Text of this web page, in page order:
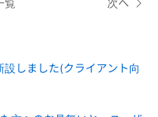
しました(クライアント向